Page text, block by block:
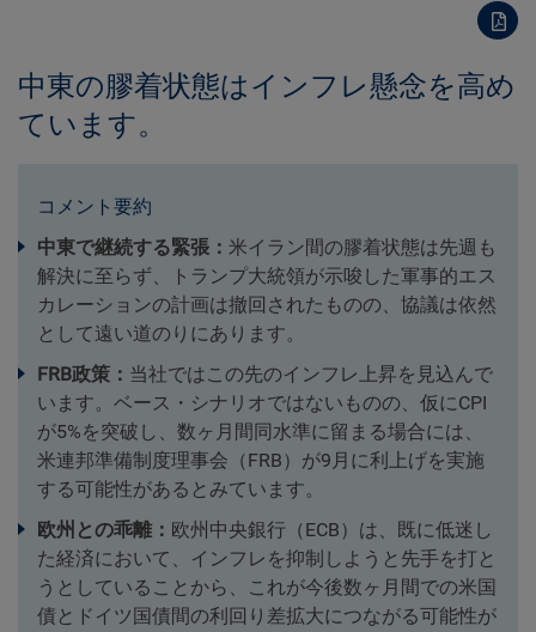
中東の膠着状態はインフレ懸念を高め
ています。
コメント要約
中東で継続する緊張： 米イラン間の膠着状態は先週も
解決に至らず、トランプ大統領が示唆した軍事的エス
カレーションの計画は撤回されたものの、協議は依然
として遠い道のりにあります。
FRB政策： 当社ではこの先のインフレ上昇を見込んで
います。ベース・シナリオではないものの、仮にCPI
が5%を突破し、数ヶ月間同水準に留まる場合には、
米連邦準備制度理事会（FRB）が9月に利上げを実施
する可能性があるとみています。
欧州との乖離： 欧州中央銀行（ECB）は、既に低迷し
た経済において、インフレを抑制しようと先手を打と
うとしていることから、これが今後数ヶ月間での米国
債とドイツ国債間の利回り差拡大につながる可能性が